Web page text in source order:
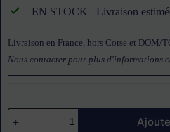
EN STOCK Livraison
Livraison en France, hors Corse et DOM/
Nous contacter pour plus d'informations
quantité
de